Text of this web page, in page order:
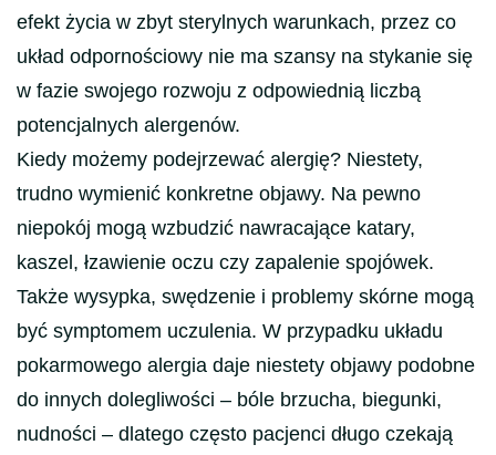
efekt życia w zbyt sterylnych warunkach, przez co
układ odpornościowy nie ma szansy na stykanie się
w fazie swojego rozwoju z odpowiednią liczbą
potencjalnych alergenów.
Kiedy możemy podejrzewać alergię? Niestety,
trudno wymienić konkretne objawy. Na pewno
niepokój mogą wzbudzić nawracające katary,
kaszel, łzawienie oczu czy zapalenie spojówek.
Także wysypka, swędzenie i problemy skórne mogą
być symptomem uczulenia. W przypadku układu
pokarmowego alergia daje niestety objawy podobne
do innych dolegliwości – bóle brzucha, biegunki,
nudności – dlatego często pacjenci długo czekają